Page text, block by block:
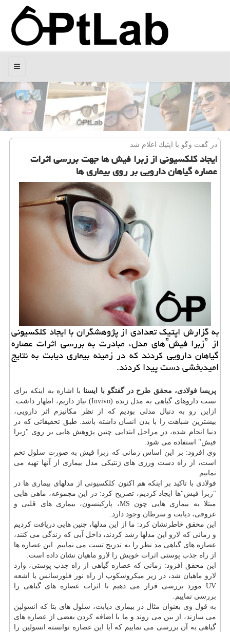
منو
در گفت وگو با اپتیك اعلام شد
ایجاد كلكسیونی از زبرا فیش ها جهت بررسی اثرات
عصاره گیاهان دارویی بر روی بیماری ها
به گزارش اپتیك تعدادی از پژوهشگران با ایجاد كلكسیونی
از ˮزبرا فیشˮهای مدل، مبادرت به بررسی اثرات عصاره
گیاهان دارویی كردند كه در زمینه بیماری دیابت به نتایج
امیدبخشی دست پیدا كردند.
پریسا فولادی، محقق طرح در گفتگو با ایسنا با اشاره به اینکه برای
تست داروهای گیاهی به مدل زنده (Invivo) نیاز داریم، اظهار داشت:
ازاین رو به دنبال مدلی بودیم که از نظر مکانیزم اثر دارویی،
بیشترین شباهت را با بدن انسان داشته باشد. طبق تحقیقاتی که در
دنیا انجام شده، در مراحل ابتدایی چنین پژوهش هایی بر روی "زبرا
فیش" استفاده می شود.
وی افزود: بر این اساس زمانی که زبرا فیش به صورت سلول تخم
است، از راه دست ورزی های ژنتیکی مدل بیماری از آنها تهیه می
نماییم.
فولادی با تاکید بر اینکه هم اکنون کلکسیونی از مدلهای بیماری ها در
"زبرا فیش"ها ایجاد کردیم، تصریح کرد: در این مجموعه، ماهی هایی
مبتلا به بیماری هایی چون MS، پارکینسون، بیماری های قلبی و
عروقی، دیابت و سرطان وجود دارد.
این محقق خاطرنشان کرد: ما از این مدلها، جنین هایی دریافت کردیم
و زمانی که لارو این مدلها رشد کردند، داخل آبی که زندگی می کنند،
عصاره های گیاهی مد نظر را به تدریج تست می نماییم. این عصاره ها
از راه جذب پوستی اثرات خویش را لارو ماهیان نشان داده است.
این محقق افزود: زمانی که عصاره گیاهی از راه جذب پوستی، وارد
لارو ماهیان شد، در زیر میکروسکوپ از راه نور فلورسانس یا اشعه
UV مورد بررسی قرار می دهیم تا اثرات عصاره های گیاهی را
بررسی نماییم.
به قول وی بعنوان مثال در بیماری دیابت، سلول های بتا که انسولین
می سازند، از بین می روند و ما با اضافه کردن بعضی از عصاره های
گیاهی به آن بررسی می نماییم که آیا این عصاره توانسته انسولین را